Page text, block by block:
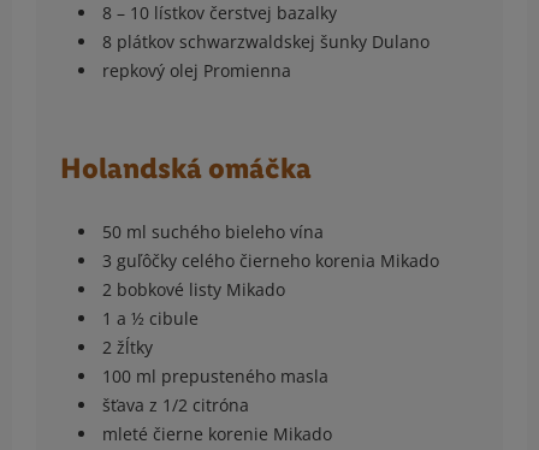
8 – 10 lístkov čerstvej bazalky
8 plátkov schwarzwaldskej šunky Dulano
repkový olej Promienna
Holandská omáčka
50 ml suchého bieleho vína
3 guľôčky celého čierneho korenia Mikado
2 bobkové listy Mikado
1 a ½ cibule
2 žĺtky
100 ml prepusteného masla
šťava z 1/2 citróna
mleté čierne korenie Mikado